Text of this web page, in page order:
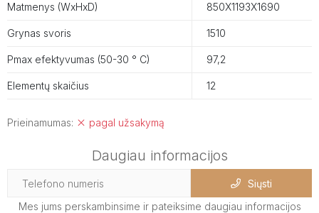
Matmenys (WxHxD) 850X1193X1690
Grynas svoris 1510
Pmax efektyvumas (50-30 ° C) 97,2
Elementų skaičius 12
Prieinamumas: pagal užsakymą
Daugiau informacijos
Siųsti
Mes jums perskambinsime ir pateiksime daugiau informacijos